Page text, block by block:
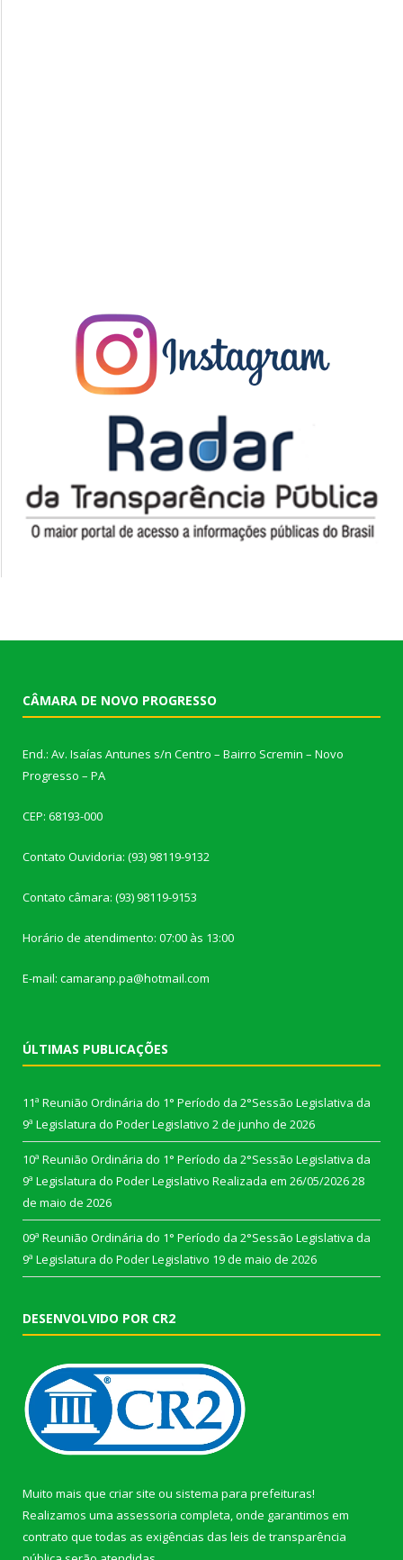
CÂMARA DE NOVO PROGRESSO
End.: Av. Isaías Antunes s/n Centro – Bairro Scremin – Novo
Progresso – PA
CEP: 68193-000
Contato Ouvidoria: (93) 98119-9132
Contato câmara: (93) 98119-9153
Horário de atendimento: 07:00 às 13:00
E-mail: camaranp.pa@hotmail.com
ÚLTIMAS PUBLICAÇÕES
11ª Reunião Ordinária do 1° Período da 2°Sessão Legislativa da
9ª Legislatura do Poder Legislativo 2 de junho de 2026
10ª Reunião Ordinária do 1° Período da 2°Sessão Legislativa da
9ª Legislatura do Poder Legislativo Realizada em 26/05/202628
de maio de 2026
09ª Reunião Ordinária do 1° Período da 2°Sessão Legislativa da
9ª Legislatura do Poder Legislativo 19 de maio de 2026
DESENVOLVIDO POR CR2
Muito mais que criar site ou sistema para prefeituras!
Realizamos uma assessoria completa, onde garantimos em
contrato que todas as exigências das leis de transparência